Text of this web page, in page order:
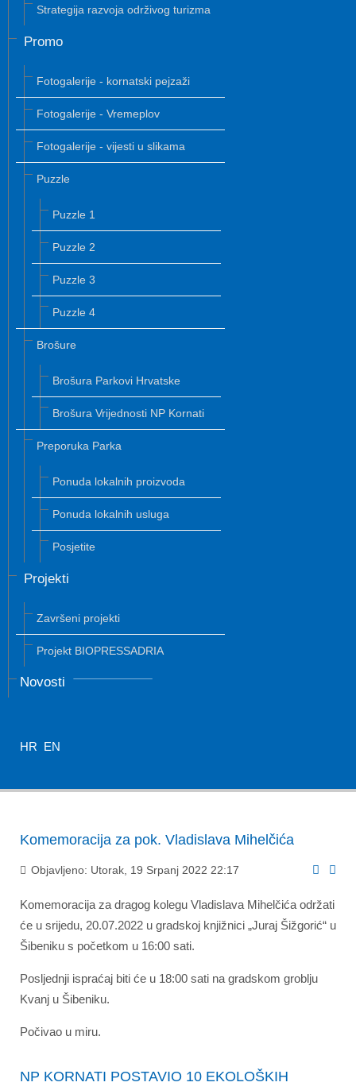
Strategija razvoja održivog turizma
Promo
Fotogalerije - kornatski pejzaži
Fotogalerije - Vremeplov
Fotogalerije - vijesti u slikama
Puzzle
Puzzle 1
Puzzle 2
Puzzle 3
Puzzle 4
Brošure
Brošura Parkovi Hrvatske
Brošura Vrijednosti NP Kornati
Preporuka Parka
Ponuda lokalnih proizvoda
Ponuda lokalnih usluga
Posjetite
Projekti
Završeni projekti
Projekt BIOPRESSADRIA
Novosti
HR EN
Komemoracija za pok. Vladislava Mihelčića
Objavljeno: Utorak, 19 Srpanj 2022 22:17
Komemoracija za dragog kolegu Vladislava Mihelčića održati
će u srijedu, 20.07.2022 u gradskoj knjižnici „Juraj Šižgorić“ u
Šibeniku s početkom u 16:00 sati.
Posljednji ispraćaj biti će u 18:00 sati na gradskom groblju
Kvanj u Šibeniku.
Počivao u miru.
NP KORNATI POSTAVIO 10 EKOLOŠKIH